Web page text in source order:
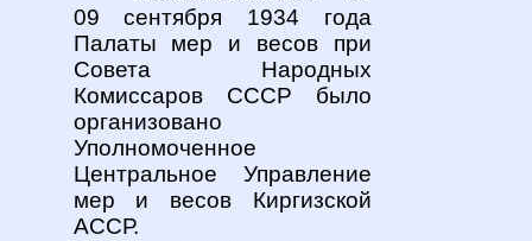
09 сентября 1934 года
Палаты мер и весов при
Совета Народных
Комиссаров СССР было
организовано
Уполномоченное
Центральное Управление
мер и весов Киргизской
АССР.